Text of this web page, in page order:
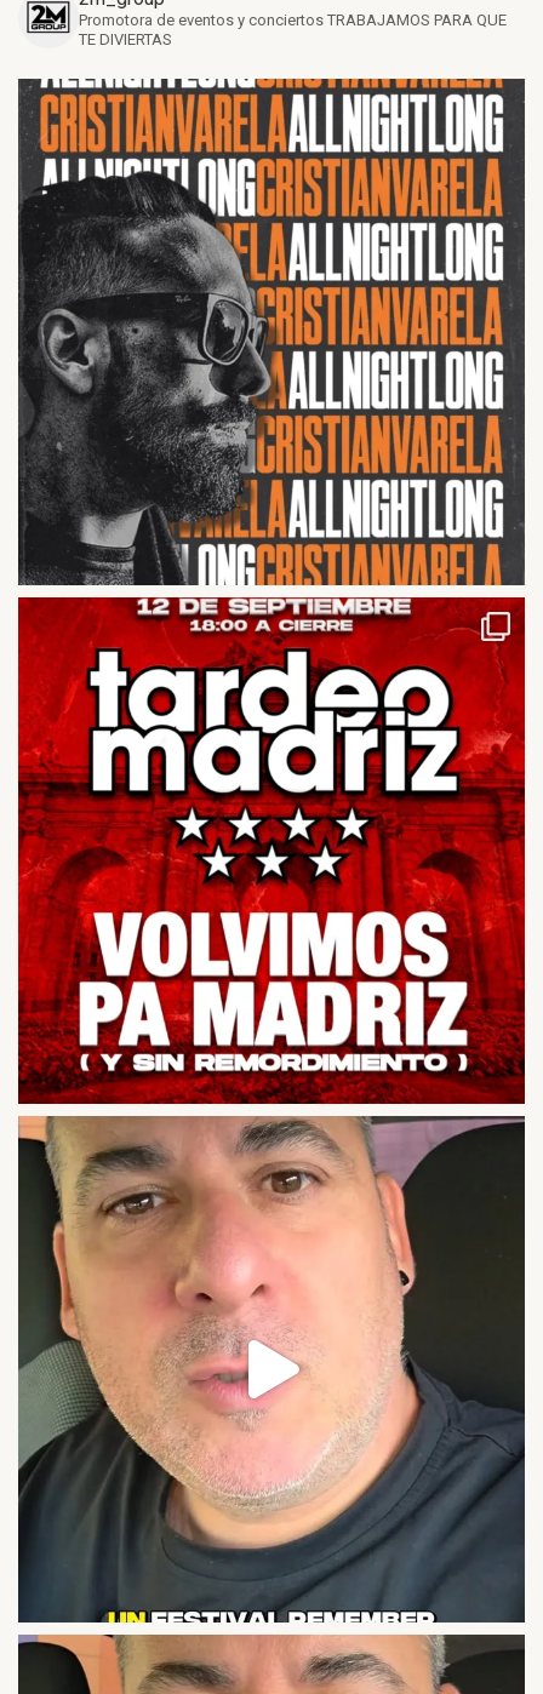
Promotora de eventos y conciertos TRABAJAMOS PARA QUE
TE DIVIERTAS